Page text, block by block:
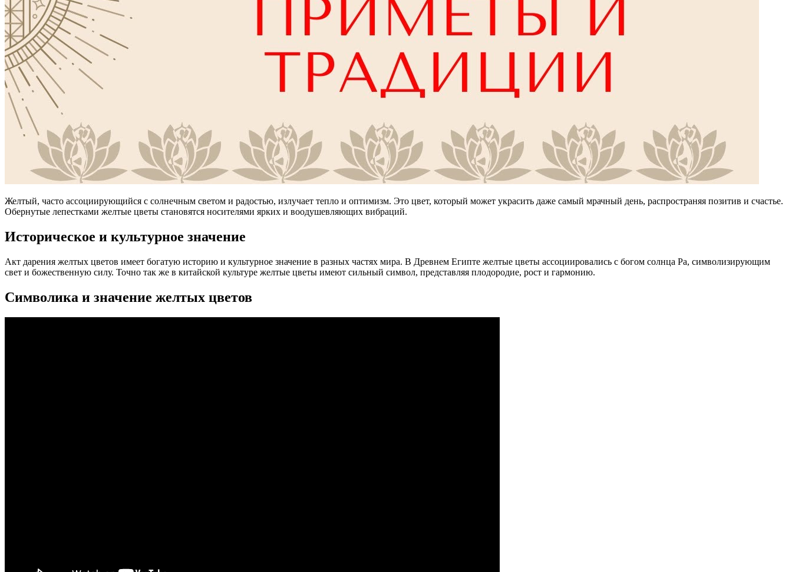
Желтый, часто ассоциирующийся с солнечным светом и радостью, излучает тепло и оптимизм. Это цвет, который может украсить даже самый мрачный день, распространяя позитив и счастье.
Обернутые лепестками желтые цветы становятся носителями ярких и воодушевляющих вибраций.
Историческое и культурное значение
Акт дарения желтых цветов имеет богатую историю и культурное значение в разных частях мира. В Древнем Египте желтые цветы ассоциировались с богом солнца Ра, символизирующим
свет и божественную силу. Точно так же в китайской культуре желтые цветы имеют сильный символ, представляя плодородие, рост и гармонию.
Символика и значение желтых цветов